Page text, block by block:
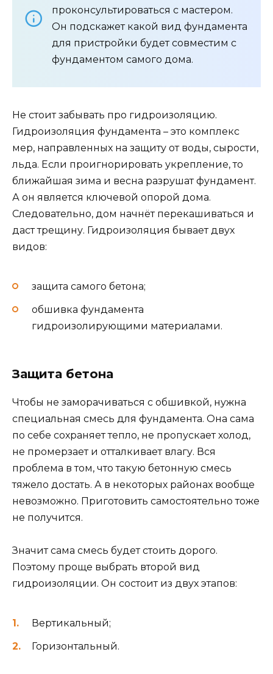
проконсультироваться с мастером.
Он подскажет какой вид фундамента
для пристройки будет совместим с
фундаментом самого дома.
Не стоит забывать про гидроизоляцию.
Гидроизоляция фундамента – это комплекс
мер, направленных на защиту от воды, сырости,
льда. Если проигнорировать укрепление, то
ближайшая зима и весна разрушат фундамент.
А он является ключевой опорой дома.
Следовательно, дом начнёт перекашиваться и
даст трещину. Гидроизоляция бывает двух
видов:
защита самого бетона;
обшивка фундамента
гидроизолирующими материалами.
Защита бетона
Чтобы не заморачиваться с обшивкой, нужна
специальная смесь для фундамента. Она сама
по себе сохраняет тепло, не пропускает холод,
не промерзает и отталкивает влагу. Вся
проблема в том, что такую бетонную смесь
тяжело достать. А в некоторых районах вообще
невозможно. Приготовить самостоятельно тоже
не получится.
Значит сама смесь будет стоить дорого.
Поэтому проще выбрать второй вид
гидроизоляции. Он состоит из двух этапов:
Вертикальный;
Горизонтальный.